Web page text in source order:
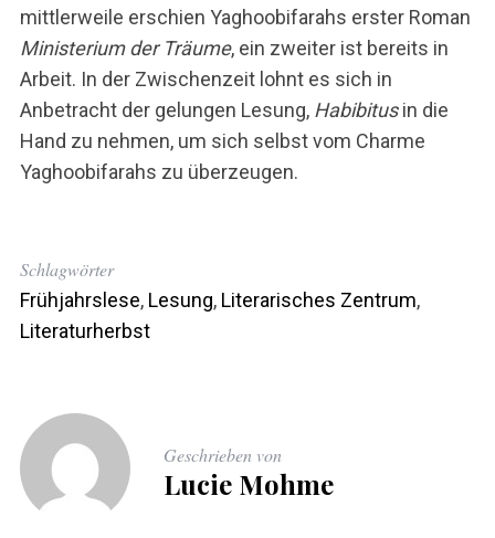
mittlerweile erschien Yaghoobifarahs erster Roman
Ministerium der Träume, ein zweiter ist bereits in
Arbeit. In der Zwischenzeit lohnt es sich in
Anbetracht der gelungen Lesung, Habibitusin die
Hand zu nehmen, um sich selbst vom Charme
Yaghoobifarahs zu überzeugen.
Schlagwörter
Frühjahrslese, Lesung, Literarisches Zentrum,
Literaturherbst
Geschrieben von
Lucie Mohme
u
h
e
a